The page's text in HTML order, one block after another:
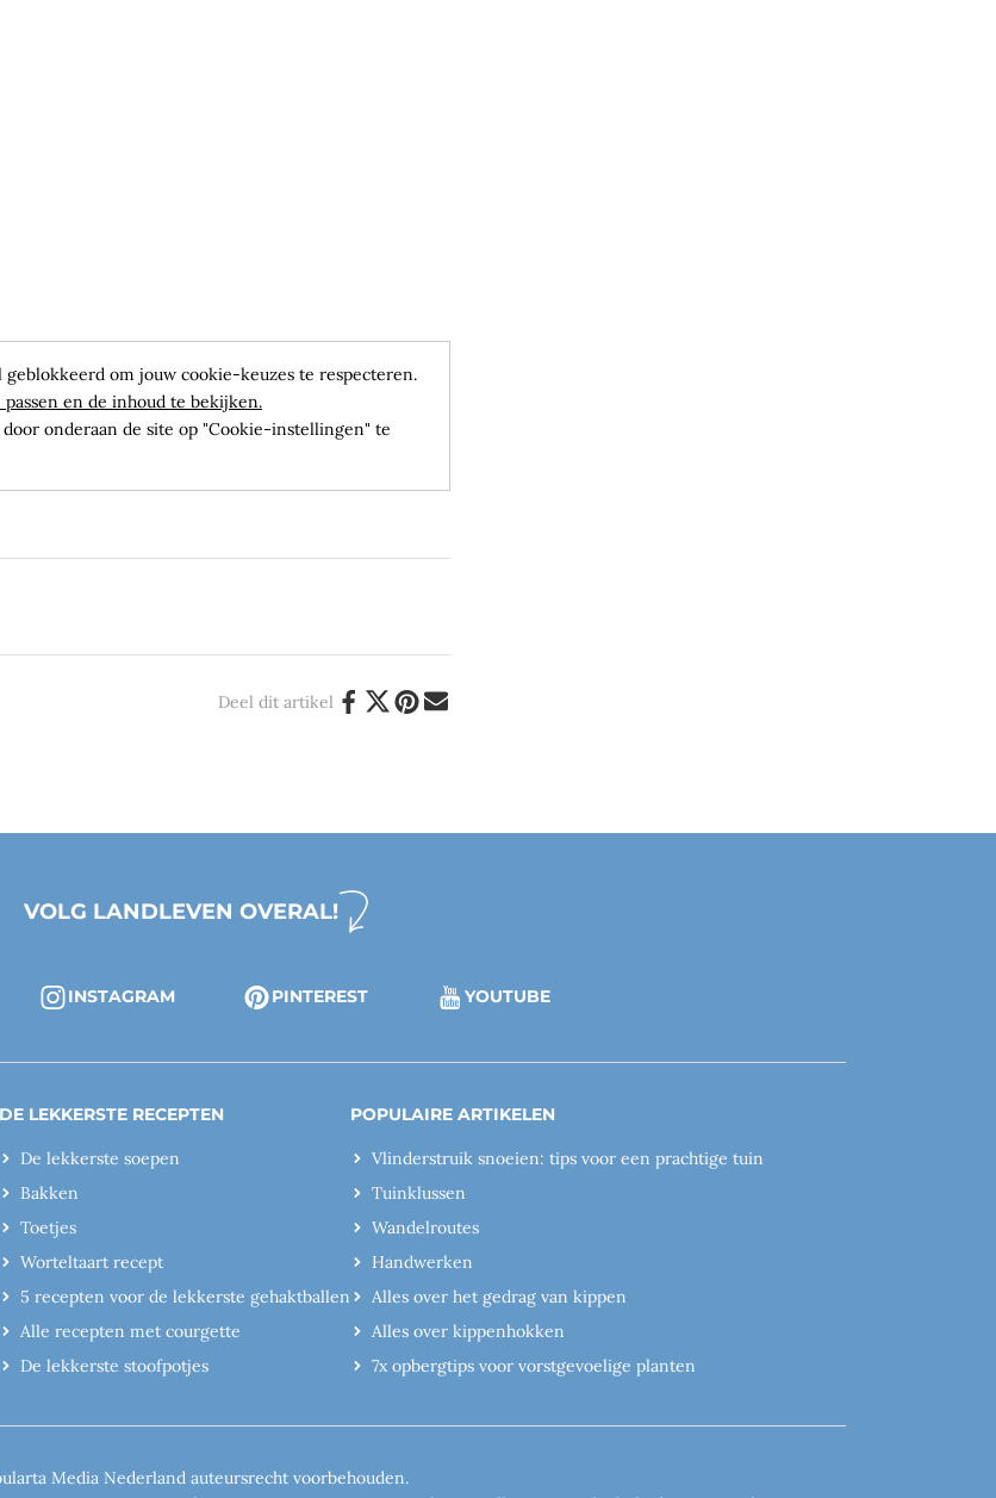
om jouw cookie-keuzes te respecteren.
en de inhoud te bekijken.
onderaan de site op "Cookie-instellingen" te
Deel dit artikel
VOLG LANDLEVEN OVERAL!
INSTAGRAM PINTEREST YOUTUBE
DE LEKKERSTE RECEPTEN
De lekkerste soepen
Bakken
Toetjes
Worteltaart recept
5 recepten voor de lekkerste gehaktballen
Alle recepten met courgette
De lekkerste stoofpotjes
POPULAIRE ARTIKELEN
Vlinderstruik snoeien: tips voor een prachtige tuin
Tuinklussen
Wandelroutes
Handwerken
Alles over het gedrag van kippen
Alles over kippenhokken
7x opbergtips voor vorstgevoelige planten
Media Nederland auteursrecht voorbehouden.